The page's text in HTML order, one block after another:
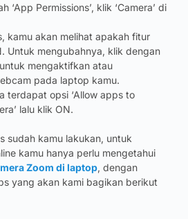
‘App Permissions’, klik ‘Camera’ di
kamu akan melihat apakah fitur
Untuk mengubahnya, klik dengan
mengaktifkan atau
pada laptop kamu.
terdapat opsi ‘Allow apps to
lalu klik ON.
sudah kamu lakukan, untuk
kamu hanya perlu mengetahui
Zoom di laptop, dengan
yang akan kami bagikan berikut